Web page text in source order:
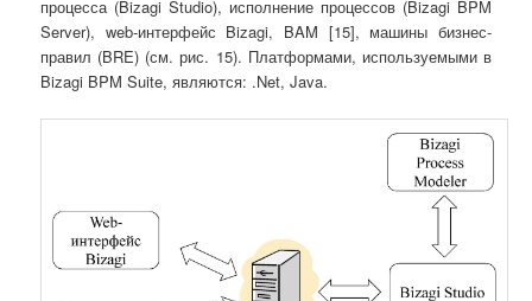
процесса (Bizagi Studio), исполнение процессов (Bizagi BPM
Server), web-интерфейс Bizagi, BAM [15], машины бизнес-
правил (BRE) (см. рис. 15). Платформами, используемыми в
Bizagi BPM Suite, являются: .Net, Java.